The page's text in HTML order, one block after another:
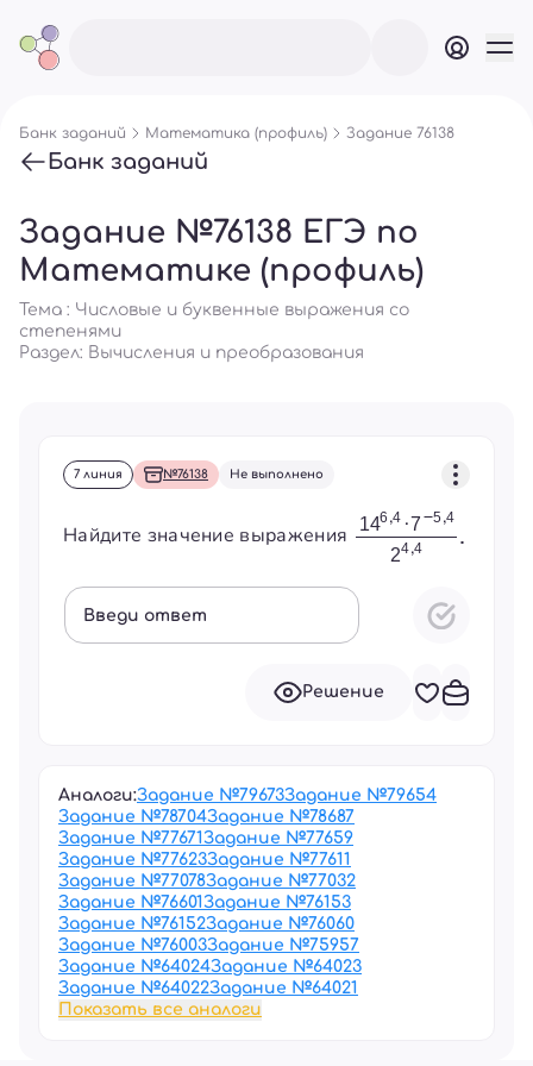
Банк заданий Математика (профиль) Задание 76138
Банк заданий
Задание №76138 ЕГЭ по
Математике (профиль)
Тема : Числовые и буквенные выражения со
степенями
Раздел: Вычисления и преобразования
7 линия №76138 Не выполнено
Найдите значение выражения
Введи ответ
Решение
Аналоги:Задание №79673Задание №79654
Задание №78704Задание №78687
Задание №77671Задание №77659
Задание №77623Задание №77611
Задание №77078Задание №77032
Задание №76601Задание №76153
Задание №76152Задание №76060
Задание №76003Задание №75957
Задание №64024Задание №64023
Задание №64022Задание №64021
Показать все аналоги